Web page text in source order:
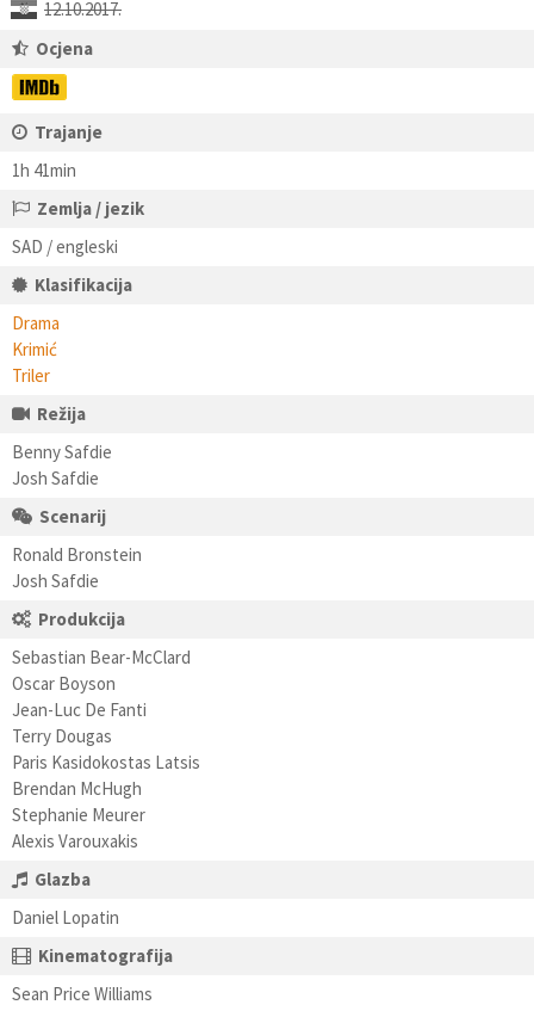
12.10.2017.
Ocjena
Trajanje
1h 41min
Zemlja / jezik
SAD / engleski
Klasifikacija
Drama
Krimić
Triler
Režija
Benny Safdie
Josh Safdie
Scenarij
Ronald Bronstein
Josh Safdie
Produkcija
Sebastian Bear-McClard
Oscar Boyson
Jean-Luc De Fanti
Terry Dougas
Paris Kasidokostas Latsis
Brendan McHugh
Stephanie Meurer
Alexis Varouxakis
Glazba
Daniel Lopatin
Kinematografija
Sean Price Williams